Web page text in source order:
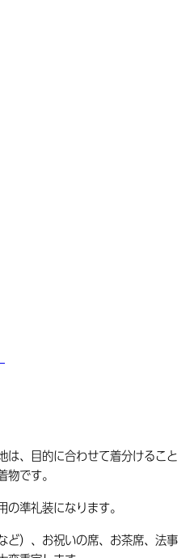
は、目的に合わせて着分けること
物です。
準礼装になります。
ど）、お祝いの席、お茶席、法事